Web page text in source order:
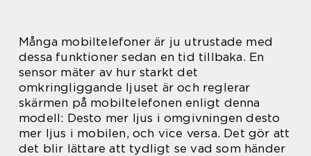
Många mobiltelefoner är ju utrustade med
dessa funktioner sedan en tid tillbaka. En
sensor mäter av hur starkt det
omkringliggande ljuset är och reglerar
skärmen på mobiltelefonen enligt denna
modell: Desto mer ljus i omgivningen desto
mer ljus i mobilen, och vice versa. Det gör att
det blir lättare att tydligt se vad som händer